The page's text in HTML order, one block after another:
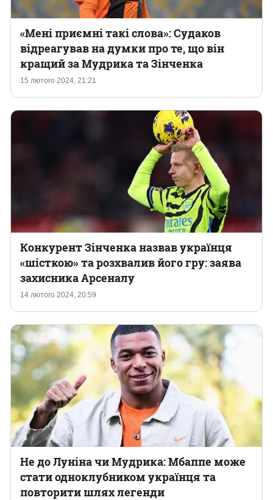
15 лютого 2024, 21:21
«Мені приємні такі слова»: Судаков
відреагував на думки про те, що він
кращий за Мудрика та Зінченка
14 лютого 2024, 20:59
Конкурент Зінченка назвав українця
«шісткою» та розхвалив його гру: заява
захисника Арсеналу
Не до Луніна чи Мудрика: Мбаппе може
стати одноклубником українця та
повторити шлях легенди